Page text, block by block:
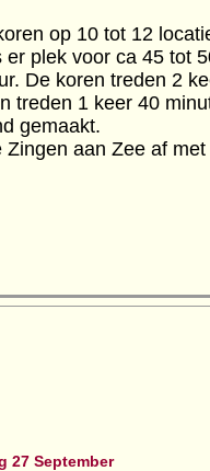
op 10 tot 12
plek voor ca 45 tot
De koren treden 2
treden 1 keer 40
gemaakt.
aan Zee af
27 September